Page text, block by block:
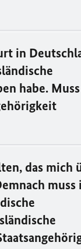
in
habe.
das mich
muss